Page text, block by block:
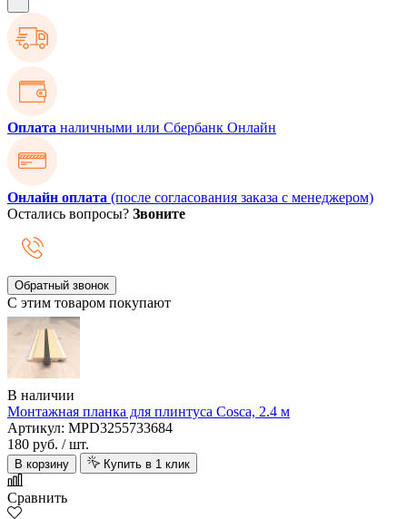
Оплата наличными или Сбербанк Онлайн
Онлайн оплата (после согласования заказа с менеджером)
Остались вопросы? Звоните
Обратный звонок
С этим товаром покупают
В наличии
Монтажная планка для плинтуса Cosca, 2.4 м
Артикул: MPD3255733684
180 руб. / шт.
В корзину Купить в 1 клик
Сравнить